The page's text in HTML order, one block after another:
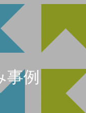
事例